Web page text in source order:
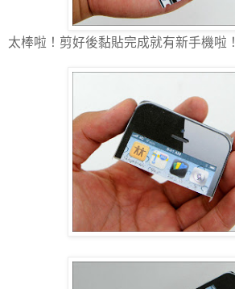
太棒啦！剪好後黏貼完成就有新手機啦！